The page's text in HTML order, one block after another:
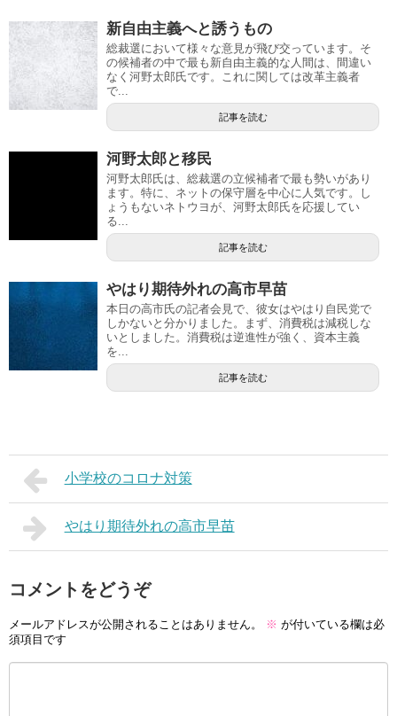
新自由主義へと誘うもの
総裁選において様々な意見が飛び交っています。そ
の候補者の中で最も新自由主義的な人間は、間違い
なく河野太郎氏です。これに関しては改革主義者
で...
記事を読む
河野太郎と移民
河野太郎氏は、総裁選の立候補者で最も勢いがあり
ます。特に、ネットの保守層を中心に人気です。し
ょうもないネトウヨが、河野太郎氏を応援してい
る...
記事を読む
やはり期待外れの高市早苗
本日の高市氏の記者会見で、彼女はやはり自民党で
しかないと分かりました。まず、消費税は減税しな
いとしました。消費税は逆進性が強く、資本主義
を...
記事を読む
小学校のコロナ対策
やはり期待外れの高市早苗
コメントをどうぞ
メールアドレスが公開されることはありません。 ※ が付いている欄は必
須項目です